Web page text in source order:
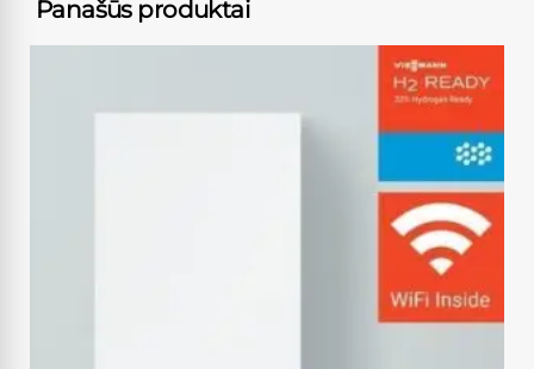
Panašūs produktai